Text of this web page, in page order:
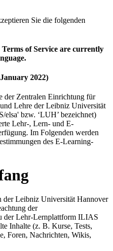
Sie die folgenden
of Service are currently
2022)
der Zentralen Einrichtung für
Lehre der Leibniz Universität
elsa' bzw. ‘LUH’ bezeichnet)
Lehr-, Lern- und E-
Im Folgenden werden
des E-Learning-
der Leibniz Universität Hannover
der
der Lehr-Lernplattform ILIAS
Inhalte (z. B. Kurse, Tests,
Foren, Nachrichten, Wikis,